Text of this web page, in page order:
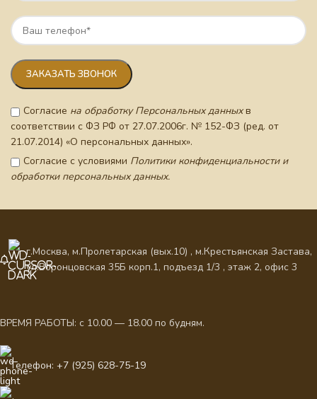
Согласие на обработку Персональных данныхв
соответствии с ФЗ РФ от 27.07.2006г. № 152-ФЗ (ред. от
21.07.2014) «О персональных данных».
Согласие с условиями Политики конфиденциальности и
обработки персональных данных.
г.Москва, м.Пролетарская (вых.10) , м.Крестьянская Застава,
ул.Воронцовская 35Б корп.1, подъезд 1/3 , этаж 2, офис 3
ВРЕМЯ РАБОТЫ: с 10.00 — 18.00 по будням.
Телефон: +7 (925) 628-75-19